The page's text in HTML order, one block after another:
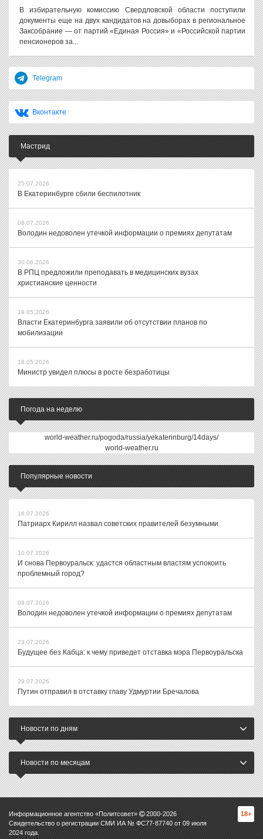
В избирательную комиссию Свердловской области поступили
документы еще на двух кандидатов на довыборах в региональное
Заксобрание — от партий «Единая Россия» и «Российской партии
пенсионеров за...
Telegram
Вконтакте
Мастрид
25.07.2026
В Екатеринбурге сбили беспилотник
08.07.2026
Володин недоволен утечкой информации о премиях депутатам
30.06.2026
В РПЦ предложили преподавать в медицинских вузах
христианские ценности
19.05.2026
Власти Екатеринбурга заявили об отсутствии планов по
мобилизации
18.05.2026
Министр увидел плюсы в росте безработицы
Погода на неделю
world-weather.ru/pogoda/russia/yekaterinburg/14days/
world-weather.ru
Популярные новости
16.07.2026
Патриарх Кирилл назвал советских правителей безумными
10.07.2026
И снова Первоуральск: удастся областным властям успокоить
проблемный город?
08.07.2026
Володин недоволен утечкой информации о премиях депутатам
23.07.2026
Будущее без Кабца: к чему приведет отставка мэра Первоуральска
29.07.2026
Путин отправил в отставку главу Удмуртии Бречалова
Новости по дням
Новости по месяцам
Информационное агентство «Политсовет» 2000-2026
Свидетельство о регистрации СМИ ИА № ФС77-87740 от 09 июля
2024 года.
18+